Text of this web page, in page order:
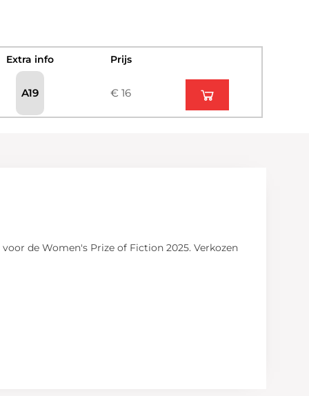
Extra info Prijs
A19 € 16
de Women's Prize of Fiction 2025. Verkozen